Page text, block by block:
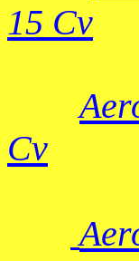
15 Cv
Cv